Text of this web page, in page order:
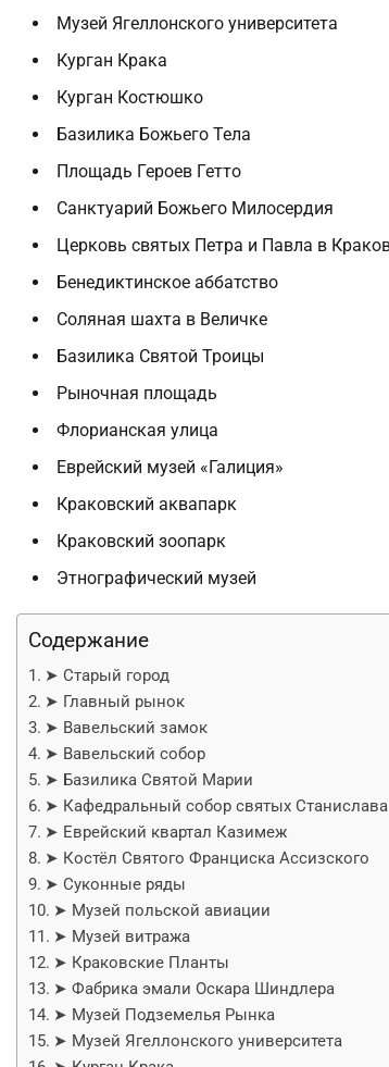
Музей Ягеллонского университета
Курган Крака
Курган Костюшко
Базилика Божьего Тела
Площадь Героев Гетто
Санктуарий Божьего Милосердия
Церковь святых Петра и Павла в
Бенедиктинское аббатство
Соляная шахта в Величке
Базилика Святой Троицы
Рыночная площадь
Флорианская улица
Еврейский музей «Галиция»
Краковский аквапарк
Краковский зоопарк
Этнографический музей
Содержание
➤ Старый город
➤ Главный рынок
➤ Вавельский замок
➤ Вавельский собор
➤ Базилика Святой Марии
➤ Кафедральный собор святых
➤ Еврейский квартал Казимеж
➤ Костёл Святого Франциска Ассизского
➤ Суконные ряды
➤ Музей польской авиации
➤ Музей витража
➤ Краковские Планты
➤ Фабрика эмали Оскара Шиндлера
➤ Музей Подземелья Рынка
➤ Музей Ягеллонского университета